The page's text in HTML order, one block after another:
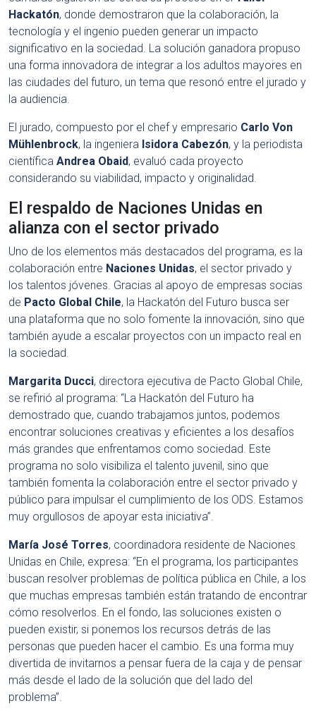
Hackatón, donde demostraron que la colaboración, la
tecnología y el ingenio pueden generar un impacto
significativo en la sociedad. La solución ganadora propuso
una forma innovadora de integrar a los adultos mayores en
las ciudades del futuro, un tema que resonó entre el jurado y
la audiencia.
El jurado, compuesto por el chef y empresario Carlo Von
Mühlenbrock, la ingeniera Isidora Cabezón, y la periodista
científica Andrea Obaid, evaluó cada proyecto
considerando su viabilidad, impacto y originalidad.
El respaldo de Naciones Unidas en
alianza con el sector privado
Uno de los elementos más destacados del programa, es la
colaboración entre Naciones Unidas, el sector privado y
los talentos jóvenes. Gracias al apoyo de empresas socias
de Pacto Global Chile, la Hackatón del Futuro busca ser
una plataforma que no solo fomente la innovación, sino que
también ayude a escalar proyectos con un impacto real en
la sociedad.
Margarita Ducci, directora ejecutiva de Pacto Global Chile,
se refirió al programa: “La Hackatón del Futuro ha
demostrado que, cuando trabajamos juntos, podemos
encontrar soluciones creativas y eficientes a los desafíos
más grandes que enfrentamos como sociedad. Este
programa no solo visibiliza el talento juvenil, sino que
también fomenta la colaboración entre el sector privado y
público para impulsar el cumplimiento de los ODS. Estamos
muy orgullosos de apoyar esta iniciativa”.
María José Torres, coordinadora residente de Naciones
Unidas en Chile, expresa: “En el programa, los participantes
buscan resolver problemas de política pública en Chile, a los
que muchas empresas también están tratando de encontrar
cómo resolverlos. En el fondo, las soluciones existen o
pueden existir, si ponemos los recursos detrás de las
personas que pueden hacer el cambio. Es una forma muy
divertida de invitarnos a pensar fuera de la caja y de pensar
más desde el lado de la solución que del lado del
problema”.